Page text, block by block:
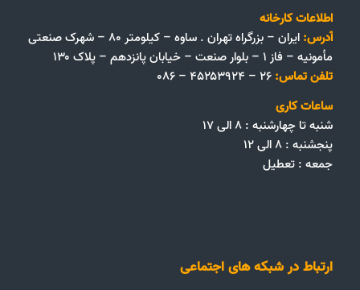
اطلاعات کارخانه
آدرس:
ایران – بزرگراه تهران . ساوه – کیلومتر ۸۰ – شهرک صنعتی
مأمونیه – فاز ۱ – بلوار صنعت – خیابان پانزدهم – پلاک ۱۳۰
تلفن تماس:
ساعات کاری
شنبه تا چهارشنبه : ۸ الی ۱۷
پنجشنبه : ۸ الی ۱۲
جمعه‌ :‌ تعطیل
ارتباط در شبکه های اجتماعی